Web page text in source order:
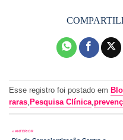
Esse registro foi postado em
raras Pesquisa Clínica